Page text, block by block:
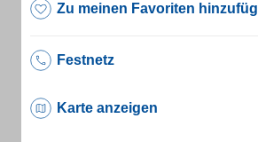
Zu meinen Favoriten
Festnetz
Karte anzeigen